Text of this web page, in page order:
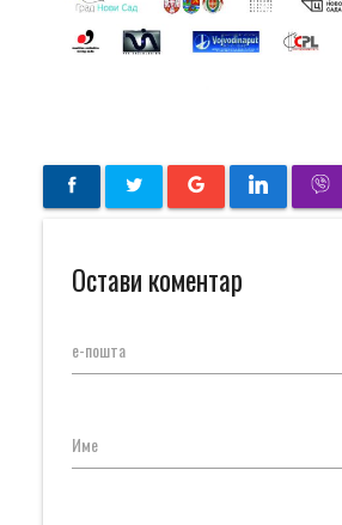
Остави коментар
е-пошта
Име